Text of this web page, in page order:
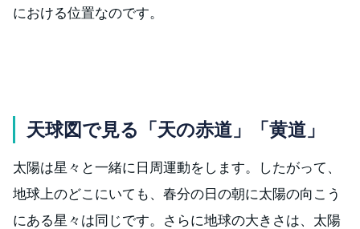
における位置なのです。
天球図で見る「天の赤道」「黄道」
太陽は星々と一緒に日周運動をします。したがって、
地球上のどこにいても、春分の日の朝に太陽の向こう
にある星々は同じです。さらに地球の大きさは、太陽